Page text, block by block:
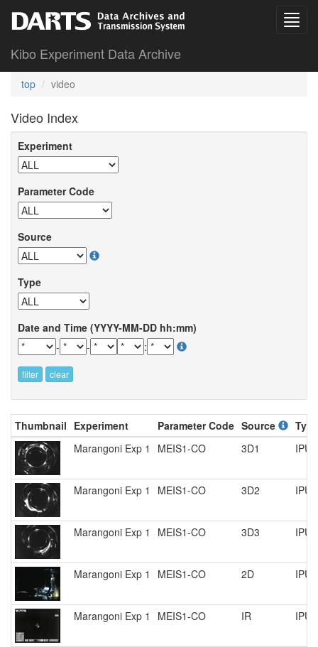
Kibo Experiment Data Archive
top video
Video Index
Experiment
Parameter Code
Source
Type
Date and Time (YYYY-MM-DD hh:mm)
-
- :
filter clear
Thumbnail Experiment Parameter Code Source
Type
Marangoni Exp 1
MEIS1-CO 3D1 IPU
Marangoni Exp 1 MEIS1-CO 3D2 IPU
Marangoni Exp 1 MEIS1-CO 3D3 IPU
Marangoni Exp 1 MEIS1-CO 2D IPU
Marangoni Exp 1 MEIS1-CO IR IPU